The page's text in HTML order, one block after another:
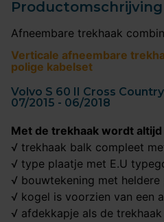
Productomschrijving
Afneembare trekhaak
Verticale afneembare
polige kabelset
Volvo S 60 II Cross
07/2015 - 06/2018
Met de trekhaak wordt
√ trekhaak balk compleet
√ type plaatje met E.U
√ bouwtekening met heldere
√ kogel is voorzien van een
√ afdekkapje als de